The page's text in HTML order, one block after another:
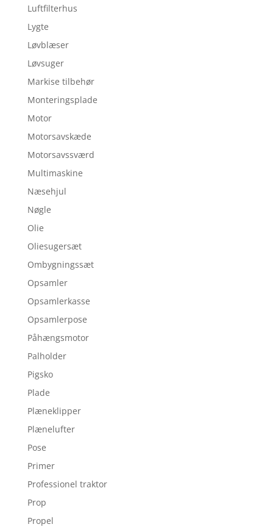
Luftfilterhus
Lygte
Løvblæser
Løvsuger
Markise tilbehør
Monteringsplade
Motor
Motorsavskæde
Motorsavssværd
Multimaskine
Næsehjul
Nøgle
Olie
Oliesugersæt
Ombygningssæt
Opsamler
Opsamlerkasse
Opsamlerpose
Påhængsmotor
Palholder
Pigsko
Plade
Plæneklipper
Plænelufter
Pose
Primer
Professionel traktor
Prop
Propel